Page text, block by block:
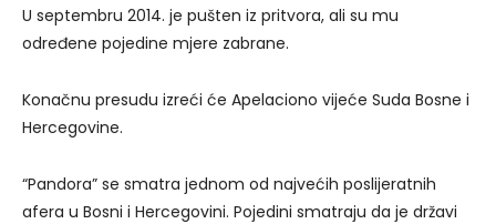
U septembru 2014. je pušten iz pritvora, ali su mu
određene pojedine mjere zabrane.
Konačnu presudu izreći će Apelaciono vijeće Suda Bosne i
Hercegovine.
“Pandora” se smatra jednom od najvećih poslijeratnih
afera u Bosni i Hercegovini. Pojedini smatraju da je državi